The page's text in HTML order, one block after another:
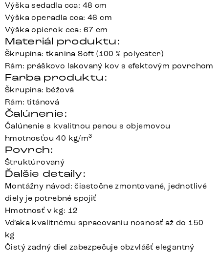
Výška sedadla cca: 48 cm
Výška operadla cca: 46 cm
Výška opierok cca: 67 cm
Materiál produktu:
Škrupina: tkanina Soft (100 % polyester)
Rám: práškovo lakovaný kov s efektovým povrchom
Farba produktu:
Škrupina: béžová
Rám: titánová
Čalúnenie:
Čalúnenie s kvalitnou penou s objemovou
hmotnosťou 40 kg/m3
Povrch:
Štruktúrovaný
Ďalšie detaily:
Montážny návod: čiastočne zmontované, jednotlivé
diely je potrebné spojiť
Hmotnosť v kg: 12
Vďaka kvalitnému spracovaniu nosnosť až do 150
kg
Čistý zadný diel zabezpečuje obzvlášť elegantný